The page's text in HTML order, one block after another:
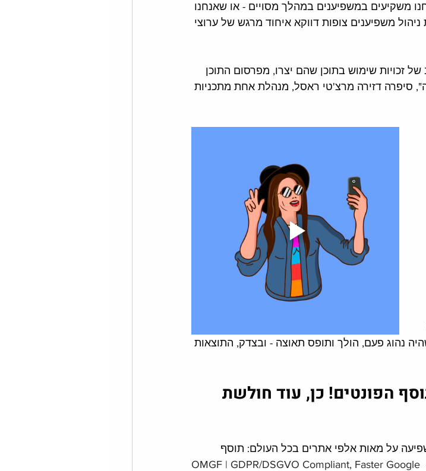
משקיעים במשפיענים במהלך מסויים - או שאנחנו
רחב של סוכנויות ניהול משפיענים צופות דווקא איחוד מרגש של ערוצי
זכויות שימוש בתוכן שהם יצרו, מפרסום התוכן
סיפרה דזירה מרצ'טי ראסל, מנהלת אחת מתכניות
נהוג פעם, הולך ותופס תאוצה - ובצדק, התוצאות
הפונטים! כן, עוד חולשת
על מאות אלפי אתרים בכל העולם: תוסף
OMGF | GDPR/DSGVO Compliant, Faster Google